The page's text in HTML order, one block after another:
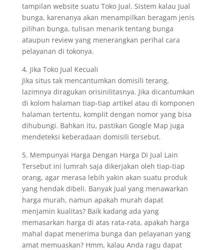
tampilan website suatu Toko Jual. Sistem kalau Jual
bunga, karenanya akan menampilkan beragam jenis
pilihan bunga, tulisan menarik tentang bunga
ataupun review yang menerangkan perihal cara
pelayanan di tokonya.
4. Jika Toko Jual Kecuali
Jika situs tak mencantumkan domisili terang,
lazimnya diragukan orisinilitasnya. Jika dicantumkan
di kolom halaman tiap-tiap artikel atau di komponen
halaman tertentu, komplit dengan nomor yang bisa
dihubungi. Bahkan itu, pastikan Google Map juga
mendeteksi keberadaan domisili tersebut.
5. Mempunyai Harga Dengan Harga Di Jual Lain
Tersebut ini lumrah saja dikerjakan oleh tiap-tiap
orang, agar merasa lebih yakin akan suatu produk
yang hendak dibeli. Banyak Jual yang menawarkan
harga murah, namun apakah murah dapat
menjamin kualitas? Baik kadang ada yang
memasarkan harga di atas rata-rata, apakah harga
mahal dapat menerima bunga dan pelayanan yang
amat memuaskan? Hmm, kalau Anda ragu dapat